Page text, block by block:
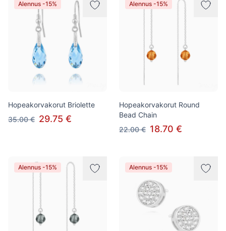
Alennus -15%
Hopeakorvakorut Briolette
35.00 € 29.75 €
Alennus -15%
Hopeakorvakorut Round
Bead Chain
22.00 € 18.70 €
Alennus -15% Alennus -15%